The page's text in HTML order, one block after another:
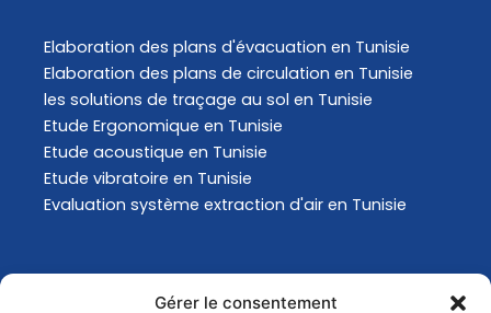
Gérer le consentement
Elaboration des plans d'évacuation​ en Tunisie
Elaboration des plans de circulation en Tunisie
les solutions de traçage au sol en Tunisie
Etude Ergonomique en Tunisie
Etude acoustique en Tunisie
Etude vibratoire en Tunisie
Evaluation système extraction d'air en Tunisie
Actualités